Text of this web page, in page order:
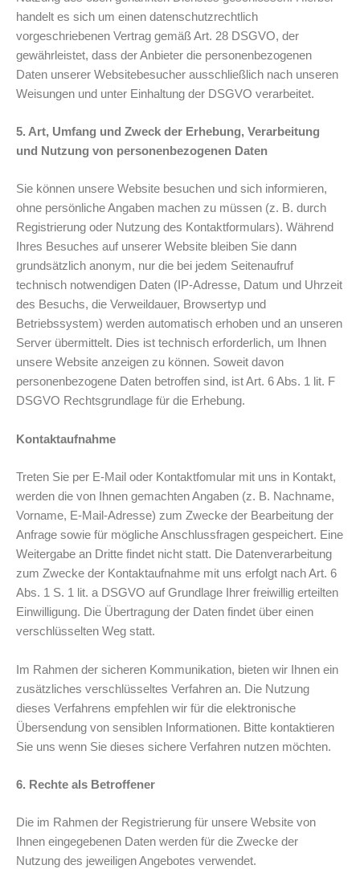
handelt es sich um einen datenschutzrechtlich
vorgeschriebenen Vertrag gemäß Art. 28 DSGVO, der
gewährleistet, dass der Anbieter die personenbezogenen
Daten unserer Websitebesucher ausschließlich nach unseren
Weisungen und unter Einhaltung der DSGVO verarbeitet.
5. Art, Umfang und Zweck der Erhebung, Verarbeitung
und Nutzung von personenbezogenen Daten
Sie können unsere Website besuchen und sich informieren,
ohne persönliche Angaben machen zu müssen (z. B. durch
Registrierung oder Nutzung des Kontaktformulars). Während
Ihres Besuches auf unserer Website bleiben Sie dann
grundsätzlich anonym, nur die bei jedem Seitenaufruf
technisch notwendigen Daten (IP-Adresse, Datum und Uhrzeit
des Besuchs, die Verweildauer, Browsertyp und
Betriebssystem) werden automatisch erhoben und an unseren
Server übermittelt. Dies ist technisch erforderlich, um Ihnen
unsere Website anzeigen zu können. Soweit davon
personenbezogene Daten betroffen sind, ist Art. 6 Abs. 1 lit. F
DSGVO Rechtsgrundlage für die Erhebung.
Kontaktaufnahme
Treten Sie per E-Mail oder Kontaktfomular mit uns in Kontakt,
werden die von Ihnen gemachten Angaben (z. B. Nachname,
Vorname, E-Mail-Adresse) zum Zwecke der Bearbeitung der
Anfrage sowie für mögliche Anschlussfragen gespeichert. Eine
Weitergabe an Dritte findet nicht statt. Die Datenverarbeitung
zum Zwecke der Kontaktaufnahme mit uns erfolgt nach Art. 6
Abs. 1 S. 1 lit. a DSGVO auf Grundlage Ihrer freiwillig erteilten
Einwilligung. Die Übertragung der Daten findet über einen
verschlüsselten Weg statt.
Im Rahmen der sicheren Kommunikation, bieten wir Ihnen ein
zusätzliches verschlüsseltes Verfahren an. Die Nutzung
dieses Verfahrens empfehlen wir für die elektronische
Übersendung von sensiblen Informationen. Bitte kontaktieren
Sie uns wenn Sie dieses sichere Verfahren nutzen möchten.
6. Rechte als Betroffener
Die im Rahmen der Registrierung für unsere Website von
Ihnen eingegebenen Daten werden für die Zwecke der
Nutzung des jeweiligen Angebotes verwendet.